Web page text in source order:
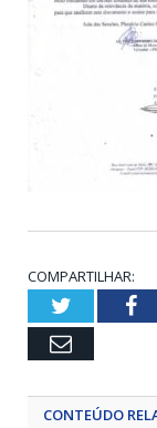
COMPARTILHAR:
Twitter
Email
CONTEÚDO